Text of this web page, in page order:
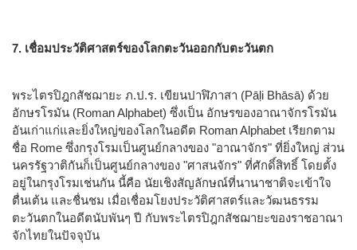
7. เชื่อมประวัติศาสตร์ของโลกตะวันออกกับตะวันตก
พระไตรปิฎกสัชฌายะ ภ.ป.ร. เขียนปาฬิภาสา (Pāḷi Bhāsā) ด้วย
อักษรโรมัน (Roman Alphabet) ซึ่งเป็น อักษรของอาณาจักรโรมัน
อันเก่าแก่และยิ่งใหญ่ของโลกในอดีต Roman Alphabet เรียกตาม
ชื่อ Rome ซึ่งกรุงโรมเป็นศูนย์กลางของ "อาณาจักร" ที่ยิ่งใหญ่ ส่วน
นครรัฐวาติกันก็เป็นศูนย์กลางของ "ศาสนจักร" ที่ศักดิ์สิทธิ์ โดยตั้ง
อยู่ในกรุงโรมเช่นกัน นี้คือ นัยเชิงสัญลักษณ์ที่นานาชาติจะเข้าใจ
ตื่นเต้น และชื่นชม เมื่อเชื่อมโยงประวัติศาสตร์และวัฒนธรรม
ตะวันตกในอดีตนับพันๆ ปี กับพระไตรปิฎกสัชฌายะของราชอาณา
จักไทยในปัจจุบัน